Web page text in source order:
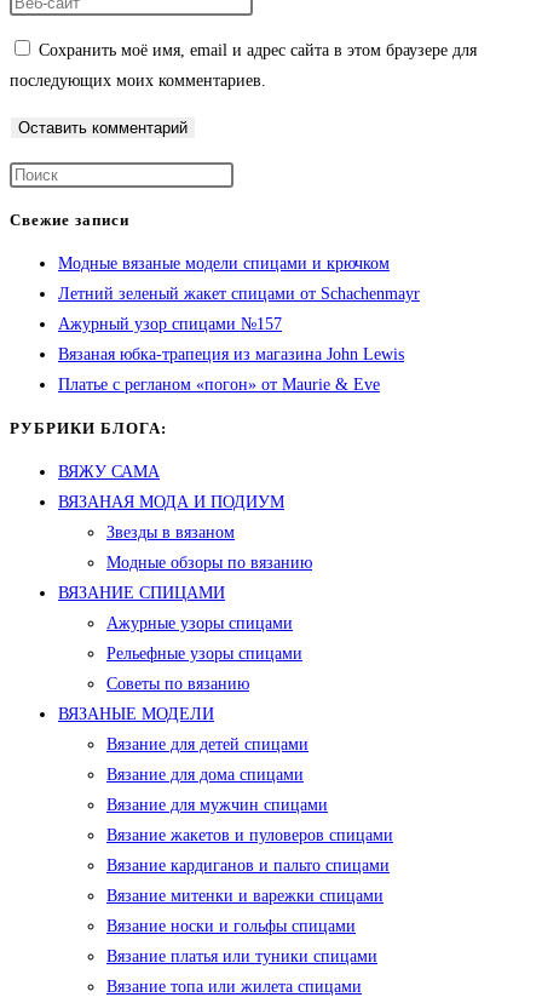
Сохранить моё имя, email и адрес сайта в этом браузере для
последующих моих комментариев.
Свежие записи
Модные вязаные модели спицами и крючком
Летний зеленый жакет спицами от Schachenmayr
Ажурный узор спицами №157
Вязаная юбка-трапеция из магазина John Lewis
Платье с регланом «погон» от Maurie & Eve
РУБРИКИ БЛОГА:
ВЯЖУ САМА
ВЯЗАНАЯ МОДА И ПОДИУМ
Звезды в вязаном
Модные обзоры по вязанию
ВЯЗАНИЕ СПИЦАМИ
Ажурные узоры спицами
Рельефные узоры спицами
Советы по вязанию
ВЯЗАНЫЕ МОДЕЛИ
Вязание для детей спицами
Вязание для дома спицами
Вязание для мужчин спицами
Вязание жакетов и пуловеров спицами
Вязание кардиганов и пальто спицами
Вязание митенки и варежки спицами
Вязание носки и гольфы спицами
Вязание платья или туники спицами
Вязание топа или жилета спицами